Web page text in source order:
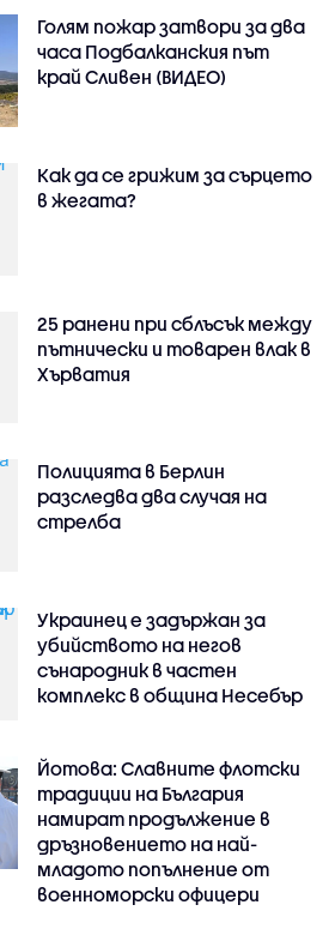
Голям пожар затвори за два
часа Подбалканския път
край Сливен (ВИДЕО)
Как да се грижим за сърцето
в жегата?
25 ранени при сблъсък между
пътнически и товарен влак в
Хърватия
Полицията в Берлин
разследва два случая на
стрелба
Украинец е задържан за
убийството на негов
сънародник в частен
комплекс в община Несебър
Йотова: Славните флотски
традиции на България
намират продължение в
дръзновението на най-
младото попълнение от
военноморски офицери